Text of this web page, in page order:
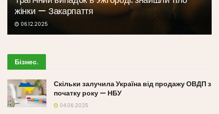
жінки — Закарпаття
06.12.2025
Бізнес.
Скільки залучила Україна від продажу ОВДП з
початку року — НБУ
04.06.2025